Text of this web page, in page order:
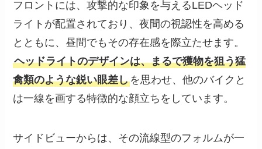
フロントには、攻撃的な印象を与えるLEDヘッド
ライトが配置されており、夜間の視認性を高める
とともに、昼間でもその存在感を際立たせます。
ヘッドライトのデザインは、まるで獲物を狙う猛
禽類のような鋭い眼差しを思わせ、他のバイクと
は一線を画する特徴的な顔立ちをしています。
サイドビューからは、その流線型のフォルムが一